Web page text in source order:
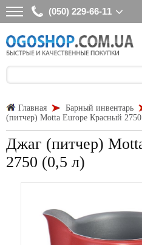
(050) 229-66-11
Главная Барный инвентарь
(питчер) Motta Europe Красный
Джаг (питчер)
2750 (0,5 л)